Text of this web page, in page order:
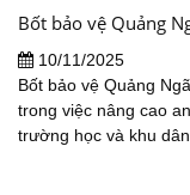
Bốt bảo vệ Quảng
10/11/2025
Bốt bảo vệ Quảng
trong việc nâng cao
trường học và khu